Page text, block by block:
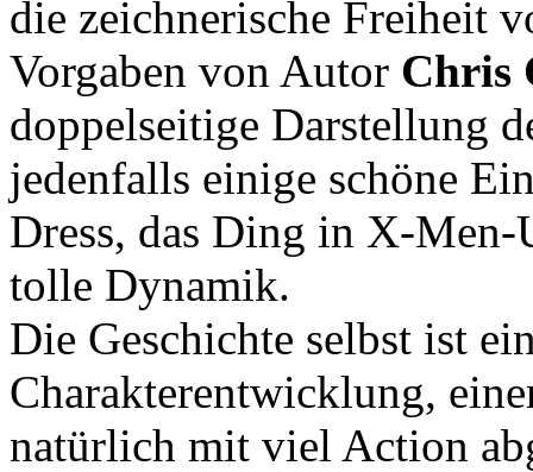
die zeichnerische Freiheit
Vorgaben von Autor Chris
doppelseitige Darstellung
jedenfalls einige schöne
Dress, das Ding in X-
tolle Dynamik.
Die Geschichte selbst ist
Charakterentwicklung,
natürlich mit viel Action